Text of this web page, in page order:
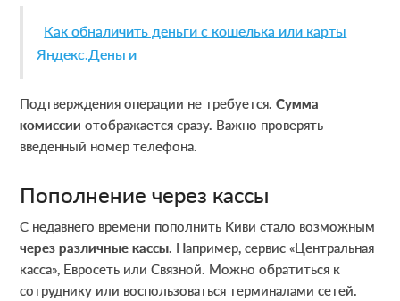
Как обналичить деньги с кошелька или карты
Яндекс.Деньги
Подтверждения операции не требуется.Сумма
комиссии отображается сразу. Важно проверять
введенный номер телефона.
Пополнение через кассы
С недавнего времени пополнить Киви стало возможным
через различные кассы. Например, сервис «Центральная
касса», Евросеть или Связной. Можно обратиться к
сотруднику или воспользоваться терминалами сетей.